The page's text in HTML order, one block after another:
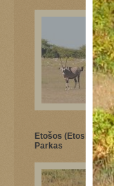
Etošos (Etosha)
Parkas